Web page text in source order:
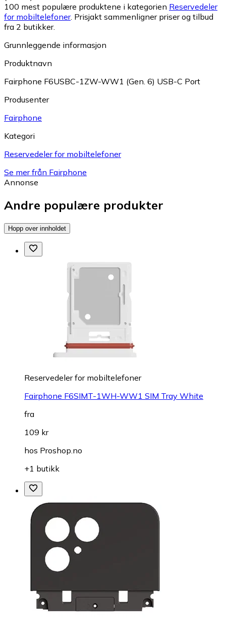
100 mest populære produktene i kategorien Reservedeler
for mobiltelefoner. Prisjakt sammenligner priser og tilbud
fra 2 butikker.
Grunnleggende informasjon
Produktnavn
Fairphone F6USBC-1ZW-WW1 (Gen. 6) USB-C Port
Produsenter
Fairphone
Kategori
Reservedeler for mobiltelefoner
Se mer från Fairphone
Annonse
Andre populære produkter
Hopp over innholdet
Reservedeler for mobiltelefoner
Fairphone F6SIMT-1WH-WW1 SIM Tray White
fra
109 kr
hos Proshop.no
+1 butikk